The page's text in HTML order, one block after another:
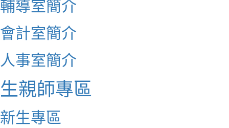
輔導室簡介
會計室簡介
人事室簡介
生親師專區
新生專區